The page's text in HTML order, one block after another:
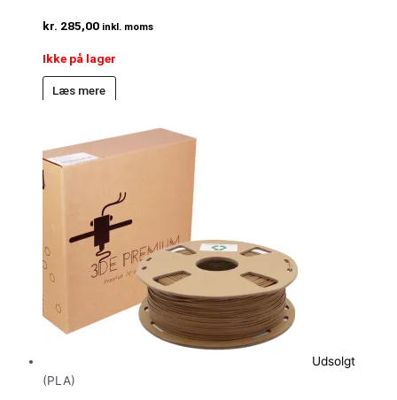
kr. 285,00 inkl. moms
Ikke på lager
Læs mere
Udsolgt
(PLA)